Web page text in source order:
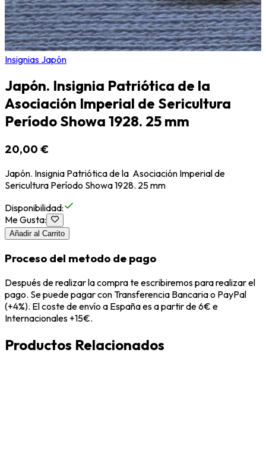
Insignias Japón
Japón. Insignia Patriótica de la
Asociación Imperial de Sericultura
Período Showa 1928. 25 mm
20,00 €
Japón. Insignia Patriótica de la Asociación Imperial de
Sericultura Período Showa 1928. 25 mm
Disponibilidad:
Me Gusta:
Añadir al Carrito
Proceso del metodo de pago
Después de realizar la compra te escribiremos para realizar el
pago. Se puede pagar con Transferencia Bancaria o PayPal
(+4%). El coste de envío a España es a partir de 6€ e
Internacionales +15€.
Productos Relacionados